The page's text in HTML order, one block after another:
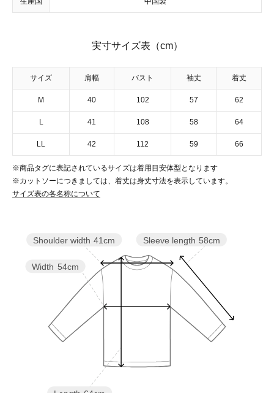
実寸サイズ表（cm）
サイズ 肩幅 バスト 袖丈 着丈
M 40 102 57 62
L 41 108 58 64
LL 42 112 59 66
※商品タグに表記されているサイズは着用目安体型となります
※カットソーにつきましては、着丈は身丈寸法を表示しています。
サイズ表の各名称について
Sleeve length 58cm
Width 54cm
Shoulder width 41cm